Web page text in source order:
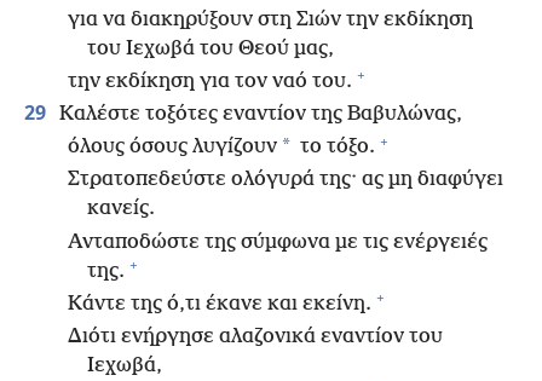
για να διακηρύξουν στη Σιών την εκδίκηση
του Ιεχωβά του Θεού μας,
την εκδίκηση για τον ναό του. +
29 Καλέστε τοξότες εναντίον της Βαβυλώνας,
όλους όσους λυγίζουν * το τόξο. +
Στρατοπεδεύστε ολόγυρά της· ας μη διαφύγει
κανείς.
Ανταποδώστε της σύμφωνα με τις ενέργειές
της. +
Κάντε της ό,τι έκανε και εκείνη. +
Διότι ενήργησε αλαζονικά εναντίον του
Ιεχωβά,